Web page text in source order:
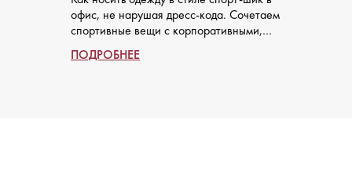
офис, не нарушая дресс-кода. Сочетаем
спортивные вещи с корпоративными,
ПОДРОБНЕЕ